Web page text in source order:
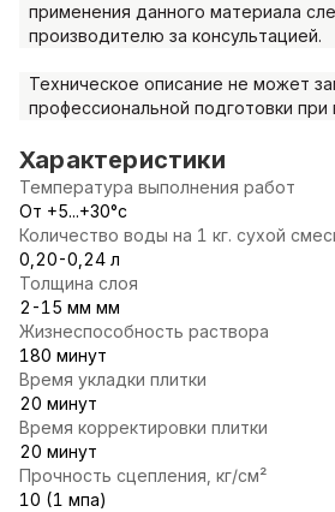
применения данного материала
производителю за консультацией.
Техническое описание не может
профессиональной подготовки при
Характеристики
Температура выполнения работ
От +5...+30°с
Количество воды на 1 кг. сухой
0,20-0,24 л
Толщина слоя
2-15 мм мм
Жизнеспособность раствора
180 минут
Время укладки плитки
20 минут
Время корректировки плитки
20 минут
Прочность сцепления, кг/см²
10 (1 мпа)